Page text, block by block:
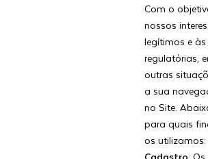
Com o
nossos
legítimos e
regulatórias,
outras
a sua
no Site.
para quais
os utilizamos: